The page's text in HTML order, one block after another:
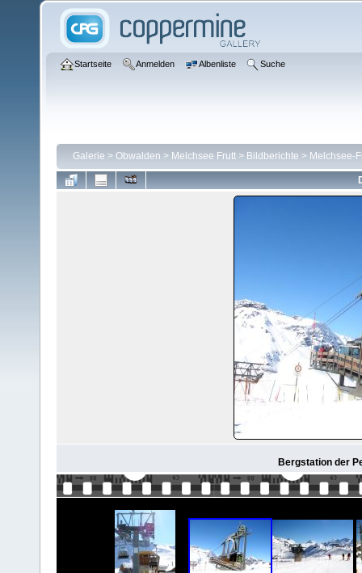
Startseite Anmelden Albenliste Suche
Galerie > Obwalden > Melchsee Frutt > Bildberichte > Melchsee-
Bergstation der